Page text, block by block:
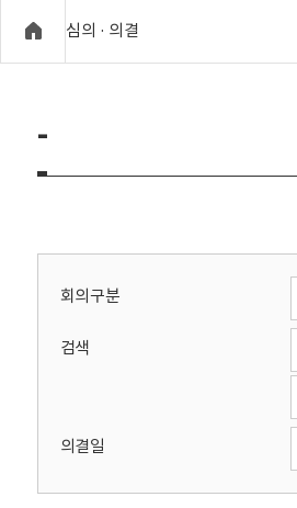
보
보
위
회
심의 · 의결
-
회의구분
검색
의결일